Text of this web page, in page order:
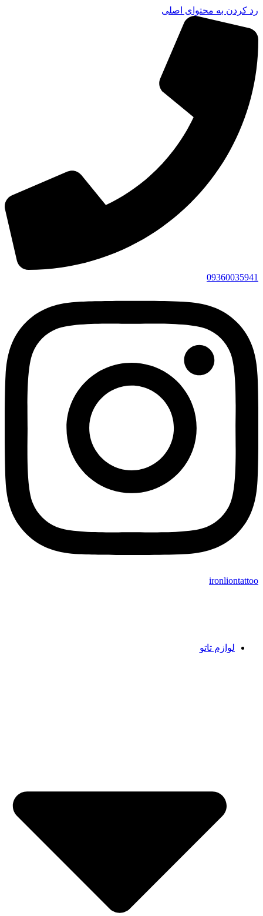
رد کردن به محتوای اصلی
09360035941
ironliontattoo
لوازم تاتو